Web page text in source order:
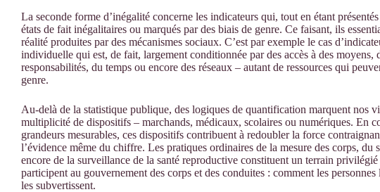
La seconde forme d’inégalité concerne les indicateurs qui, tout en étant
états de fait inégalitaires ou marqués par des biais de genre. Ce faisant, ils
réalité produites par des mécanismes sociaux. C’est par exemple le cas
individuelle qui est, de fait, largement conditionnée par des accès à des moyens,
responsabilités, du temps ou encore des réseaux – autant de ressources qui
genre.
Au-delà de la statistique publique, des logiques de quantification marquent nos
multiplicité de dispositifs – marchands, médicaux, scolaires ou numériques. En
grandeurs mesurables, ces dispositifs contribuent à redoubler la force
l’évidence même du chiffre. Les pratiques ordinaires de la mesure des corps,
encore de la surveillance de la santé reproductive constituent un terrain
participent au gouvernement des corps et des conduites : comment les
les subvertissent.